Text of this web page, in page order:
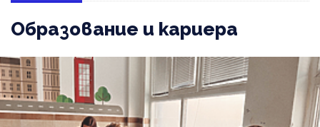
Образование и кариера